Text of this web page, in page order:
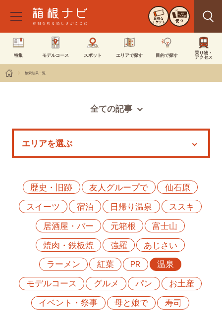
お得な
チケット 使う
特集 モデルコース スポット エリアで探す 目的で探す
乗り物・
アクセス
検索結果一覧
全ての記事
特集
歴史・旧跡
友人グループで
仙石原
スイーツ
宿泊 日帰り温泉
ススキ
居酒屋・バー
元箱根
富士山
焼肉・鉄板焼
強羅
あじさい
ラーメン
紅葉 PR
温泉
モデルコース
グルメ パン
お土産
イベント・祭事
母と娘で
寿司